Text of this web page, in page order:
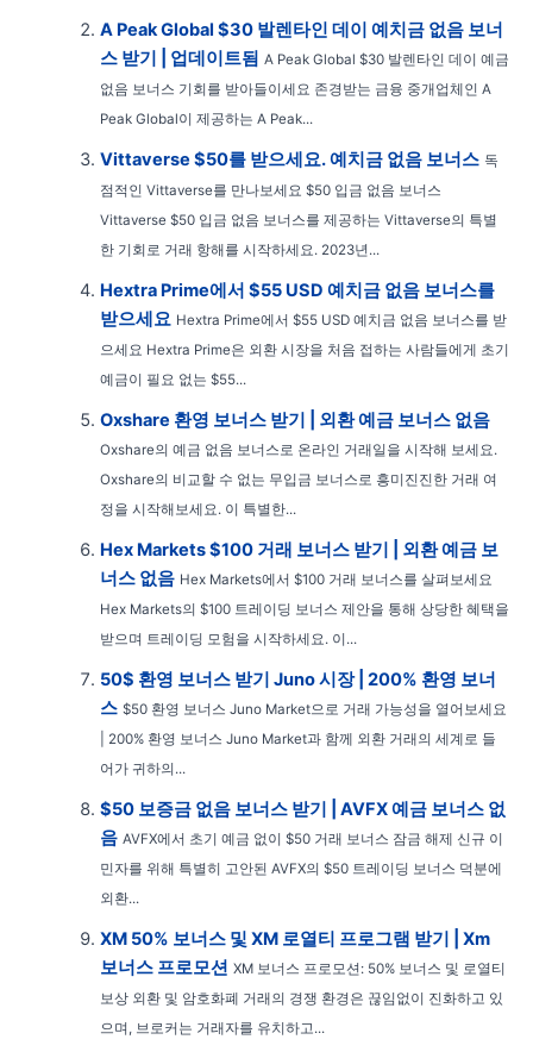
A Peak Global $30 발렌타인 데이 예치금 없음 보너
스 받기 | 업데이트됨 A Peak Global $30 발렌타인 데이 예금
없음 보너스 기회를 받아들이세요 존경받는 금융 중개업체인 A
Peak Global이 제공하는 A Peak...
Vittaverse $50를 받으세요. 예치금 없음 보너스 독
점적인 Vittaverse를 만나보세요 $50 입금 없음 보너스
Vittaverse $50 입금 없음 보너스를 제공하는 Vittaverse의 특별
한 기회로 거래 항해를 시작하세요. 2023년...
Hextra Prime에서 $55 USD 예치금 없음 보너스를
받으세요 Hextra Prime에서 $55 USD 예치금 없음 보너스를 받
으세요 Hextra Prime은 외환 시장을 처음 접하는 사람들에게 초기
예금이 필요 없는 $55...
Oxshare 환영 보너스 받기 | 외환 예금 보너스 없음
Oxshare의 예금 없음 보너스로 온라인 거래일을 시작해 보세요.
Oxshare의 비교할 수 없는 무입금 보너스로 흥미진진한 거래 여
정을 시작해보세요. 이 특별한...
Hex Markets $100 거래 보너스 받기 | 외환 예금 보
너스 없음 Hex Markets에서 $100 거래 보너스를 살펴보세요
Hex Markets의 $100 트레이딩 보너스 제안을 통해 상당한 혜택을
받으며 트레이딩 모험을 시작하세요. 이...
50$ 환영 보너스 받기 Juno 시장 | 200% 환영 보너
스 $50 환영 보너스 Juno Market으로 거래 가능성을 열어보세요
| 200% 환영 보너스 Juno Market과 함께 외환 거래의 세계로 들
어가 귀하의...
$50 보증금 없음 보너스 받기 | AVFX 예금 보너스 없
음 AVFX에서 초기 예금 없이 $50 거래 보너스 잠금 해제 신규 이
민자를 위해 특별히 고안된 AVFX의 $50 트레이딩 보너스 덕분에
외환...
XM 50% 보너스 및 XM 로열티 프로그램 받기 | Xm
보너스 프로모션 XM 보너스 프로모션: 50% 보너스 및 로열티
보상 외환 및 암호화폐 거래의 경쟁 환경은 끊임없이 진화하고 있
으며, 브로커는 거래자를 유치하고...